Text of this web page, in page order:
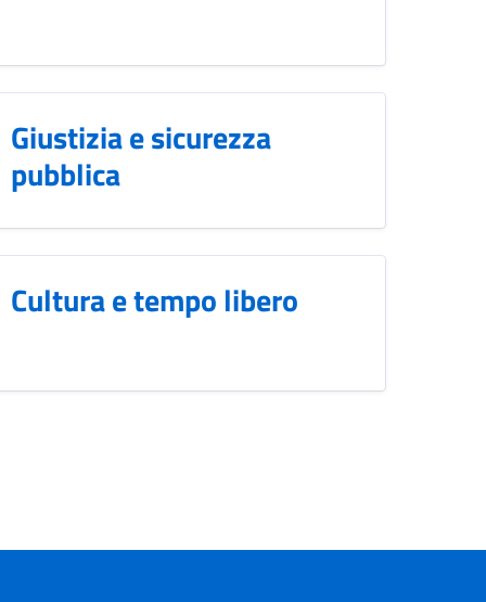
Giustizia e sicurezza
pubblica
Cultura e tempo libero